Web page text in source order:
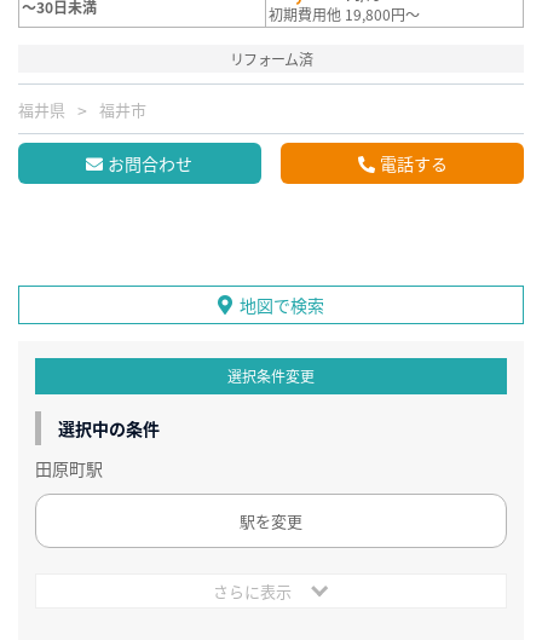
～30日未満
初期費用他 19,800円～
リフォーム済
福井県 福井市
お問合わせ 電話する
地図で検索
選択条件変更
選択中の条件
田原町駅
駅を変更
さらに表示